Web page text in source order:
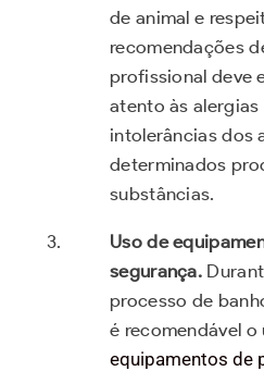
de animal e
recomendações
profissional deve
atento às alergias
intolerâncias dos
determinados
substâncias.
Uso de
segurança.
processo de
é recomendável o
equipamentos de